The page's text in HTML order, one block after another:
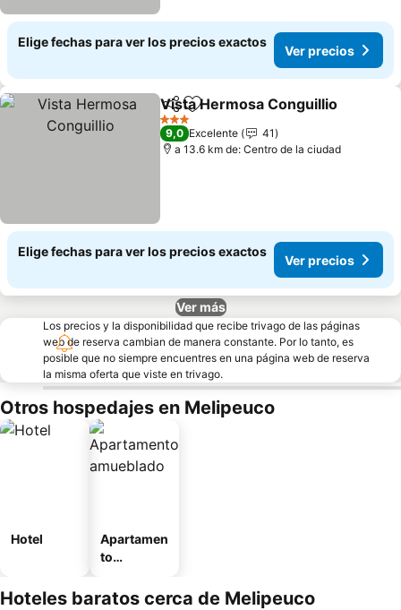
Elige fechas para ver los precios exactos
Ver precios
CompartirAgregar a favoritos
Vista Hermosa Conguillio
3 Estrellas
9,0 Excelente
41
a 13.6 km de: Centro de la ciudad
Elige fechas para ver los precios exactos
Ver precios
Ver más
Los precios y la disponibilidad que recibe trivago de las páginas
web de reserva cambian de manera constante. Por lo tanto, es
posible que no siempre encuentres en una página web de reserva
la misma oferta que viste en trivago.
Otros hospedajes en Melipeuco
Hotel
Apartamen
to
o
Hoteles baratos cerca de Melipeuco